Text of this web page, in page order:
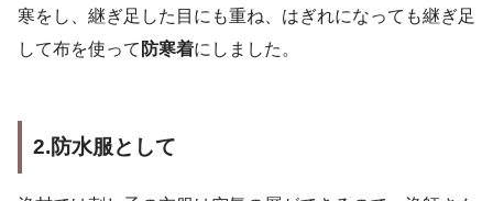
寒をし、継ぎ足した目にも重ね、はぎれになっても継ぎ足
して布を使って 防寒着にしました。
2.防水服として